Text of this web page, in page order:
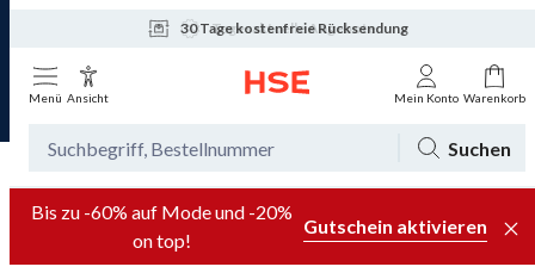
30 Tage kostenfreie Rücksendung
Tagesaktuelle Angebote
Menü Ansicht Mein Konto Warenkorb
Suchen
Bis zu -60% auf Mode und -20%
on top!
Gutschein aktivieren